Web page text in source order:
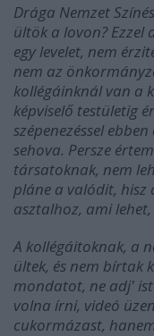
Drága Nemzet
ültök a lovon? Ezzel
egy levelet, nem
nem az
kollégáinknál van a
képviselő testületig
szépenezéssel
sehova. Persze
társatoknak, nem
pláne a valódit, hisz
asztalhoz, ami
A kollégáitoknak, a
ültek, és nem bírtak
mondatot, ne adj'
volna írni, videó
cukormázast,